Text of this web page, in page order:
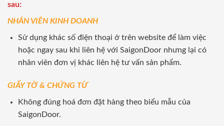
sau:
NHÂN VIÊN KINH DOANH
Sử dụng khác số điện thoại ở trên website để làm việc
hoặc ngay sau khi liên hệ với SaigonDoor nhưng lại có
nhân viên đơn vị khác liên hệ tư vấn sản phẩm.
GIẤY TỜ & CHỨNG TỪ
Không đúng hoá đơn đặt hàng theo biểu mẫu của
SaigonDoor.